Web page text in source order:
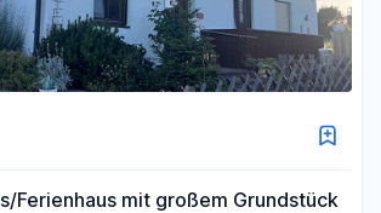
Ferienhaus mit großem Grundstück